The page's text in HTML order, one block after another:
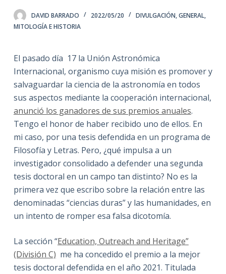
n
o
DAVID BARRADO 2022/05/20 DIVULGACIÓN,GENERAL,
MITOLOGÍA E HISTORIA
El pasado día 17 la Unión Astronómica
Internacional, organismo cuya misión es promover y
salvaguardar la ciencia de la astronomía en todos
sus aspectos mediante la cooperación internacional,
anunció los ganadores de sus premios anuales.
Tengo el honor de haber recibido uno de ellos. En
mi caso, por una tesis defendida en un programa de
Filosofía y Letras. Pero, ¿qué impulsa a un
investigador consolidado a defender una segunda
tesis doctoral en un campo tan distinto? No es la
primera vez que escribo sobre la relación entre las
denominadas “ciencias duras” y las humanidades, en
un intento de romper esa falsa dicotomía.
La sección “Education, Outreach and Heritage”
(División C) me ha concedido el premio a la mejor
tesis doctoral defendida en el año 2021. Titulada